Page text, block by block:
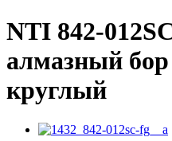
NTI 842-
алмазный
круглый